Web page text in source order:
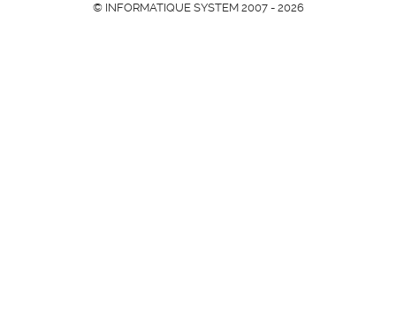
© INFORMATIQUE SYSTEM 2007 - 2026